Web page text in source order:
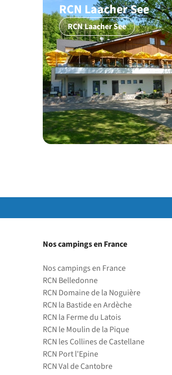
RCN Laacher See
RCN Laacher See
Nos campings en France
Nos campings en France
RCN Belledonne
RCN Domaine de la Noguière
RCN la Bastide en Ardèche
RCN la Ferme du Latois
RCN le Moulin de la Pique
RCN les Collines de Castellane
RCN Port l'Epine
RCN Val de Cantobre